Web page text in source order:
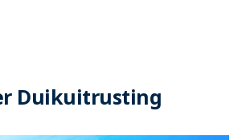
Duikuitrusting